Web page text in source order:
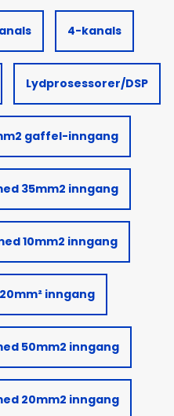
4-kanals
Lydprosessorer/DSP
gaffel-inngang
35mm2 inngang
10mm2 inngang
inngang
50mm2 inngang
20mm2 inngang